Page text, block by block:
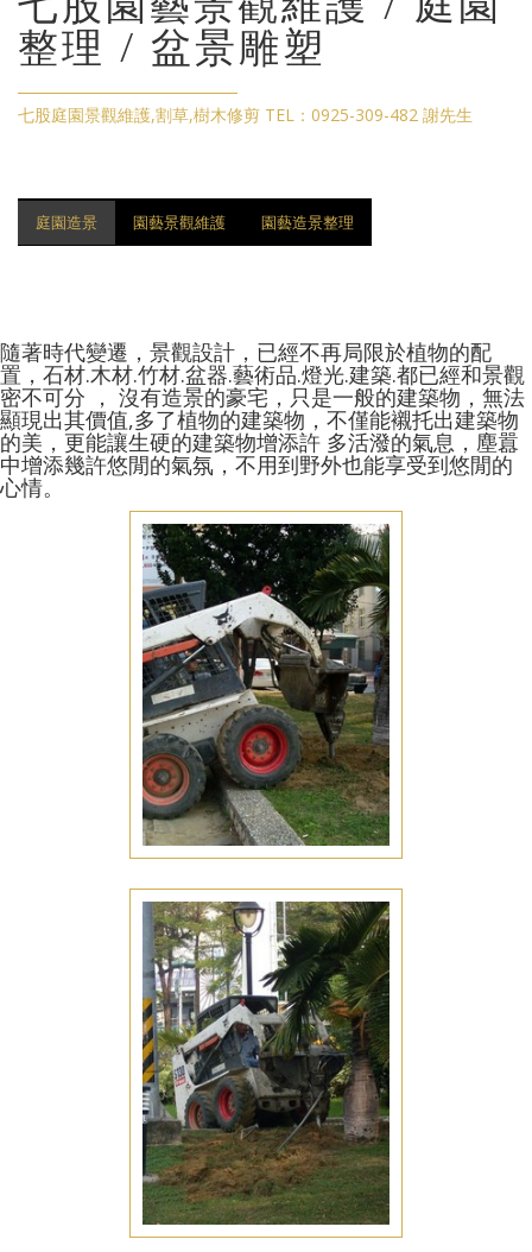
整理 / 盆景雕塑
七股庭園景觀維護,割草,樹木修剪 TEL：0925-309-482 謝先生
庭園造景 園藝景觀維護 園藝造景整理
隨著時代變遷，景觀設計，已經不再局限於植物的配
置，石材.木材.竹材.盆器.藝術品.燈光.建築.都已經和景觀
密不可分 ， 沒有造景的豪宅，只是一般的建築物，無法
顯現出其價值,多了植物的建築物，不僅能襯托出建築物
的美，更能讓生硬的建築物增添許 多活潑的氣息，塵囂
中增添幾許悠閒的氣氛，不用到野外也能享受到悠閒的
心情。
庭園佈置
七股庭園佈置
整地工程
七股整地工程